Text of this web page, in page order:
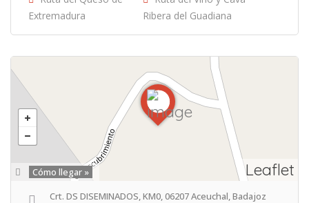
Extremadura
Ribera del Guadiana
Leaflet
Cómo llegar »
Crt. DS DISEMINADOS, KM0, 06207 Aceuchal, Badajoz